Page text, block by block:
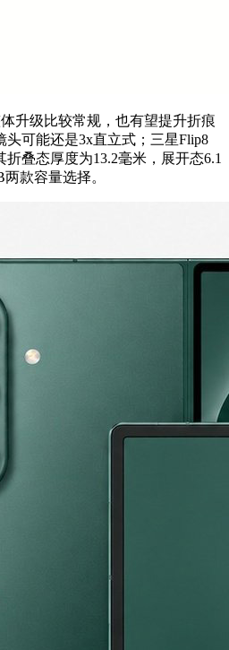
级比较常规，也有望提升折痕
可能还是3x直立式；三星Flip8
叠态厚度为13.2毫米，展开态6.1
款容量选择。